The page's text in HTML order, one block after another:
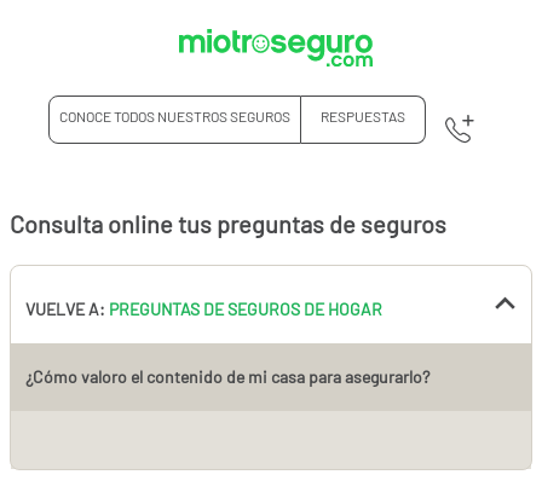
CONOCE TODOS NUESTROS SEGUROS RESPUESTAS
Consulta online tus preguntas de seguros
VUELVE A: PREGUNTAS DE SEGUROS DE HOGAR
¿Cómo valoro el contenido de mi casa para asegurarlo?